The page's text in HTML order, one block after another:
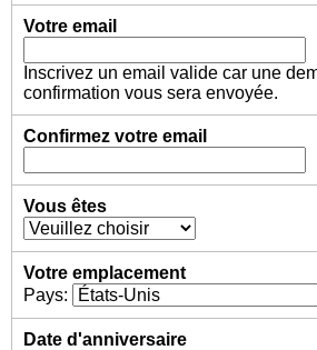
Votre email
Inscrivez un email valide car une
confirmation vous sera envoyée.
Confirmez votre email
Vous êtes
Votre emplacement
Pays:
Date d'anniversaire